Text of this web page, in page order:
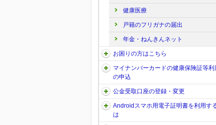
健康医療
戸籍のフリガナの届出
年金・ねんきんネット
お困りの方はこちら
マイナンバーカードの健康保険証等利
の申込
公金受取口座の登録・変更
Androidスマホ用電子証明書を利用す
は